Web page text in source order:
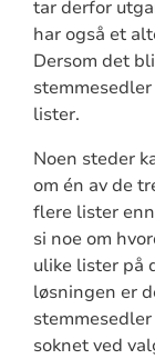
tar derfor
har også et
Dersom det
lister.
Noen steder
om én av de
flere lister
si noe om
ulike lister på
løsningen er
soknet ved